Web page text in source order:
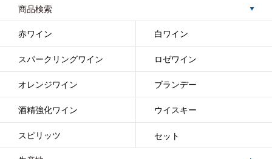
商品検索
赤ワイン 白ワイン
スパークリングワイン ロゼワイン
オレンジワイン ブランデー
酒精強化ワイン ウイスキー
スピリッツ セット